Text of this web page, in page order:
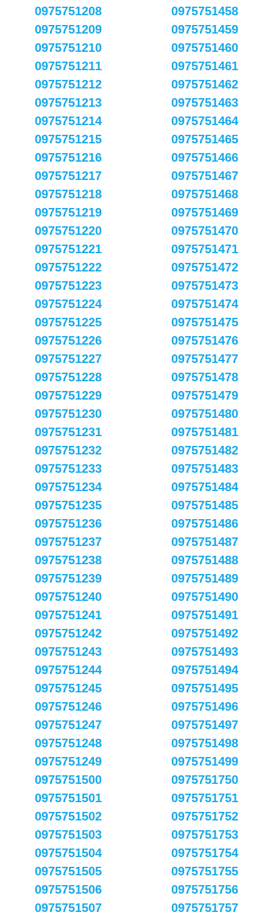
0975751208
0975751209
0975751210
0975751211
0975751212
0975751213
0975751214
0975751215
0975751216
0975751217
0975751218
0975751219
0975751220
0975751221
0975751222
0975751223
0975751224
0975751225
0975751226
0975751227
0975751228
0975751229
0975751230
0975751231
0975751232
0975751233
0975751234
0975751235
0975751236
0975751237
0975751238
0975751239
0975751240
0975751241
0975751242
0975751243
0975751244
0975751245
0975751246
0975751247
0975751248
0975751249
0975751458
0975751459
0975751460
0975751461
0975751462
0975751463
0975751464
0975751465
0975751466
0975751467
0975751468
0975751469
0975751470
0975751471
0975751472
0975751473
0975751474
0975751475
0975751476
0975751477
0975751478
0975751479
0975751480
0975751481
0975751482
0975751483
0975751484
0975751485
0975751486
0975751487
0975751488
0975751489
0975751490
0975751491
0975751492
0975751493
0975751494
0975751495
0975751496
0975751497
0975751498
0975751499
0975751500
0975751501
0975751502
0975751503
0975751504
0975751505
0975751506
0975751507
0975751750
0975751751
0975751752
0975751753
0975751754
0975751755
0975751756
0975751757